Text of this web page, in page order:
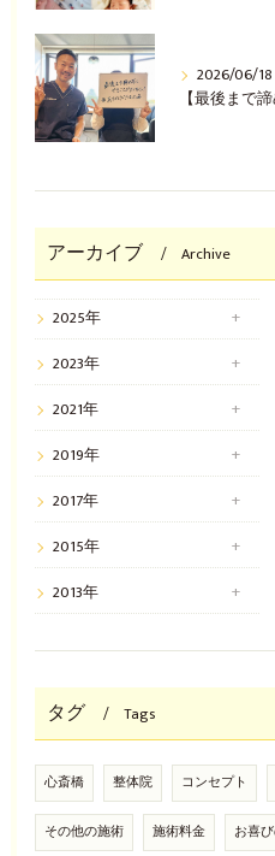
2026/06/18
アーカイブ Archive
2025年
2023年
2021年
2019年
2017年
2015年
2013年
タグ Tags
心斎橋 整体院 コンセプト
その他の施術 施術料金 お喜